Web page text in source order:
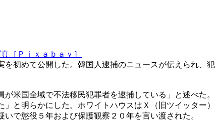
［Ｐｉｘａｂａｙ］
初めて公開した。韓国人逮捕のニュースが伝えられ、犯
米国全域で不法移民犯罪者を逮捕している」と述べた。
と明らかにした。ホワイトハウスはＸ（旧ツイッター）
で懲役５年および保護観察２０年を言い渡された。